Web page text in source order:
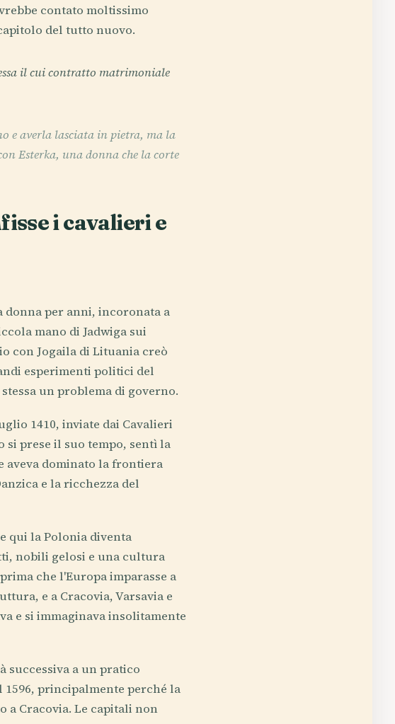
contato moltissimo
del tutto nuovo.
il cui contratto matrimoniale
e averla lasciata in pietra, ma la
Esterka, una donna che la corte
i cavalieri e
per anni, incoronata a
mano di Jadwiga sui
con Jogaila di Lituania creò
esperimenti politici del
un problema di governo.
1410, inviate dai Cavalieri
si prese il suo tempo, sentì la
aveva dominato la frontiera
e la ricchezza del
qui la Polonia diventa
nobili gelosi e una cultura
che l'Europa imparasse a
e a Cracovia, Varsavia e
e si immaginava insolitamente
successiva a un pratico
principalmente perché la
a Cracovia. Le capitali non